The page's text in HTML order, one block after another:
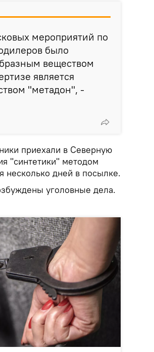
мероприятий по
было
веществом
является
"метадон", -
приехали в Северную
"синтетики" методом
несколько дней в посылке.
уголовные дела.